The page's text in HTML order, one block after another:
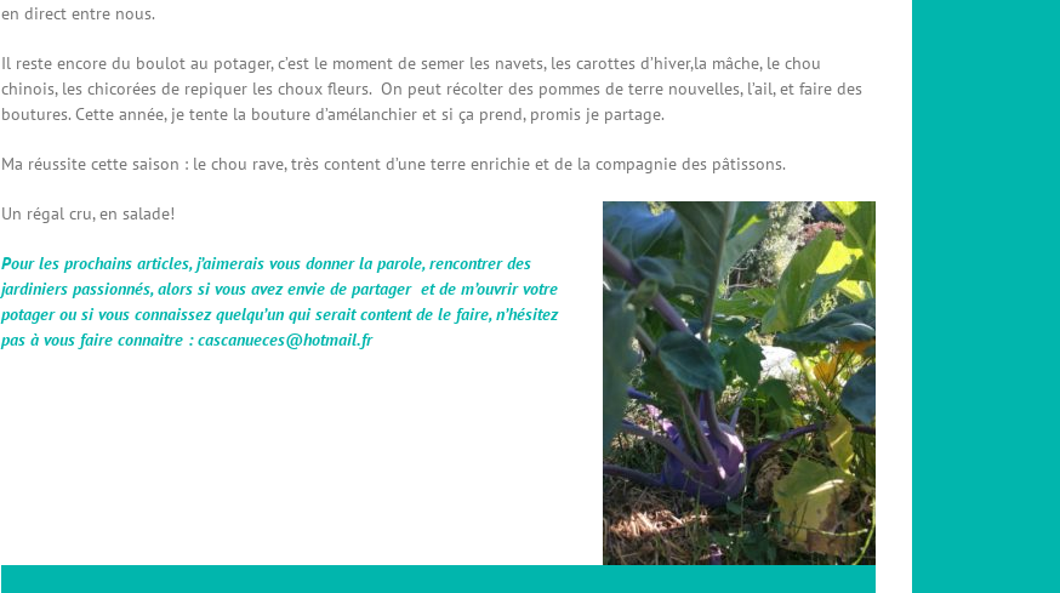
en direct entre nous.
Il reste encore du boulot au potager, c’est le moment de semer les navets, les carottes d’hiver,la mâche, le chou
chinois, les chicorées de repiquer les choux fleurs. On peut récolter des pommes de terre nouvelles, l’ail, et faire des
boutures. Cette année, je tente la bouture d’amélanchier et si ça prend, promis je partage.
Ma réussite cette saison : le chou rave, très content d’une terre enrichie et de la compagnie des pâtissons.
Un régal cru, en salade!
Pour les prochains articles, j’aimerais vous donner la parole, rencontrer des
jardiniers passionnés, alors si vous avez envie de partager et de m’ouvrir votre
potager ou si vous connaissez quelqu’un qui serait content de le faire, n’hésitez
pas à vous faire connaitre : cascanueces@hotmail.fr